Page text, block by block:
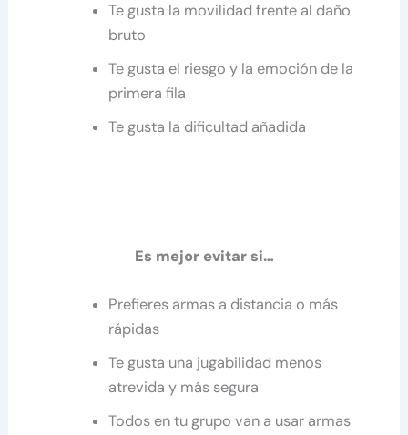
Te gusta la movilidad frente al daño
bruto
Te gusta el riesgo y la emoción de la
primera fila
Te gusta la dificultad añadida
Es mejor evitar si…
Prefieres armas a distancia o más
rápidas
Te gusta una jugabilidad menos
atrevida y más segura
Todos en tu grupo van a usar armas